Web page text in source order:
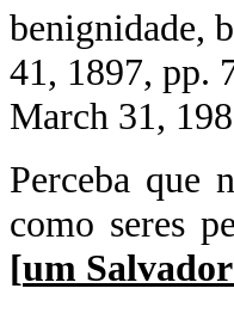
benignidade,
41, 1897, pp.
March 31,
Perceba que
como seres
[um Salvador